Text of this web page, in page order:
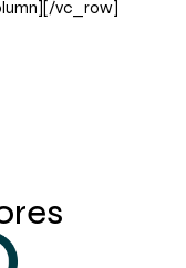
vc_row]